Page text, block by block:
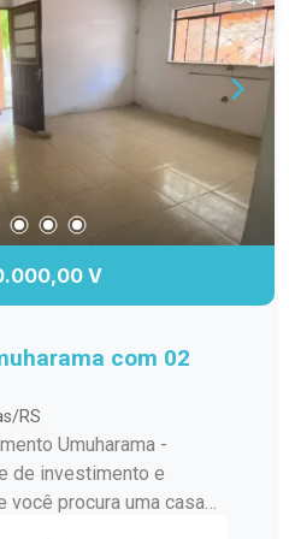
mesmo para quem tem
grande diferencial na
tenha garagem, há
uma vaga nas
uma
uma casa com pátio, um
encontra facilmente no
V
com 02
RS
Umuharama -
de investimento e